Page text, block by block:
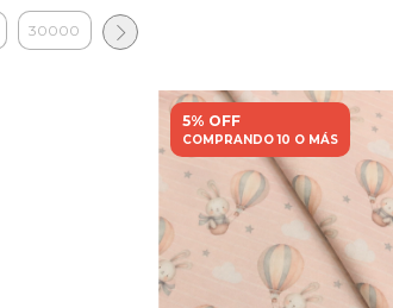
5% OFF
COMPRANDO 10 O MÁS